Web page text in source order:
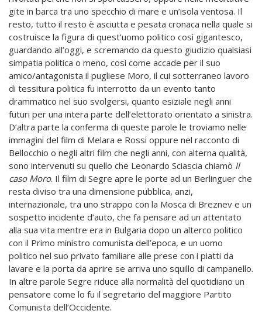
gite in barca tra uno specchio di mare e un’isola ventosa. Il
resto, tutto il resto è asciutta e pesata cronaca nella quale si
costruisce la figura di quest’uomo politico così gigantesco,
guardando all’oggi, e scremando da questo giudizio qualsiasi
simpatia politica o meno, così come accade per il suo
amico/antagonista il pugliese Moro, il cui sotterraneo lavoro
di tessitura politica fu interrotto da un evento tanto
drammatico nel suo svolgersi, quanto esiziale negli anni
futuri per una intera parte dell’elettorato orientato a sinistra.
D’altra parte la conferma di queste parole le troviamo nelle
immagini del film di Melara e Rossi oppure nel racconto di
Bellocchio o negli altri film che negli anni, con alterna qualità,
sono intervenuti su quello che Leonardo Sciascia chiamò Il
caso Moro. Il film di Segre apre le porte ad un Berlinguer che
resta diviso tra una dimensione pubblica, anzi,
internazionale, tra uno strappo con la Mosca di Breznev e un
sospetto incidente d’auto, che fa pensare ad un attentato
alla sua vita mentre era in Bulgaria dopo un alterco politico
con il Primo ministro comunista dell’epoca, e un uomo
politico nel suo privato familiare alle prese con i piatti da
lavare e la porta da aprire se arriva uno squillo di campanello.
In altre parole Segre riduce alla normalità del quotidiano un
pensatore come lo fu il segretario del maggiore Partito
Comunista dell’Occidente.